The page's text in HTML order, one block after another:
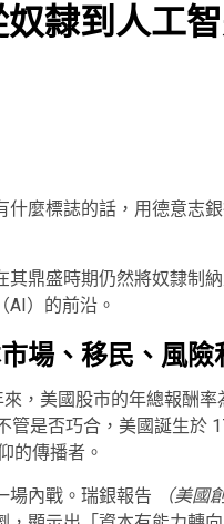
隸到人工
麼標誌的話，用德意志
鼎盛時期仍然將奴隸制
AI）的前沿。
場、移民、風險
，美國股市的年總報酬率
管是否巧合，美國誕生於
的傳播者。
場內戰。瑞銀報告 （美國